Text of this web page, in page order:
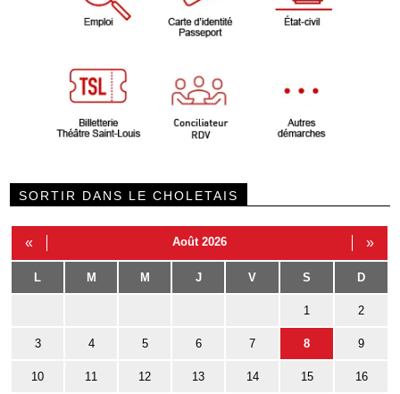
SORTIR DANS LE CHOLETAIS
« Août 2026 »
L M M J V S D
1 2
3 4 5 6 7 8 9
10 11 12 13 14 15 16